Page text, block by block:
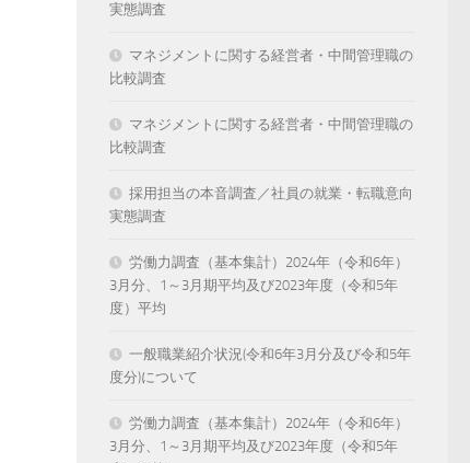
実態調査
マネジメントに関する経営者・中間管理職の
比較調査
マネジメントに関する経営者・中間管理職の
比較調査
採用担当の本音調査／社員の就業・転職意向
実態調査
労働力調査（基本集計）2024年（令和6年）
3月分、1～3月期平均及び2023年度（令和5年
度）平均
一般職業紹介状況(令和6年3月分及び令和5年
度分)について
労働力調査（基本集計）2024年（令和6年）
3月分、1～3月期平均及び2023年度（令和5年